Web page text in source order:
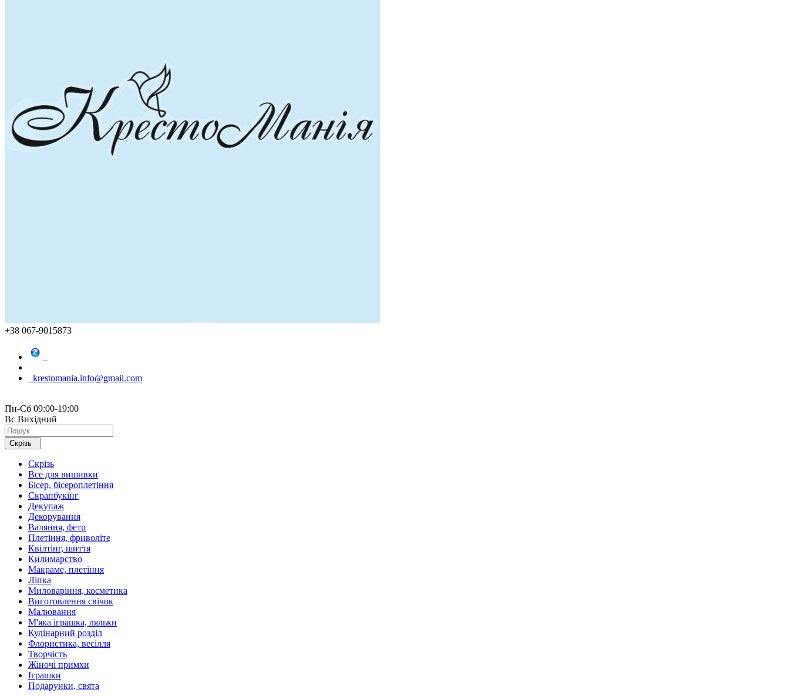
+38 067-9015873
krestomania.info@gmail.com
Пн-Сб 09:00-19:00
Вс Вихідний
Скрізь
Скрізь
Все для вишивки
Бісер, бісероплетіння
Скрапбукінг
Декупаж
Декорування
Валяння, фетр
Плетіння, фриволіте
Квілтінг, шиття
Килимарство
Макраме, плетіння
Ліпка
Миловаріння, косметика
Виготовлення свічок
Малювання
М'яка іграшка, ляльки
Кулінарний розділ
Флористика, весілля
Творчість
Жіночі примхи
Іграшки
Подарунки, свята